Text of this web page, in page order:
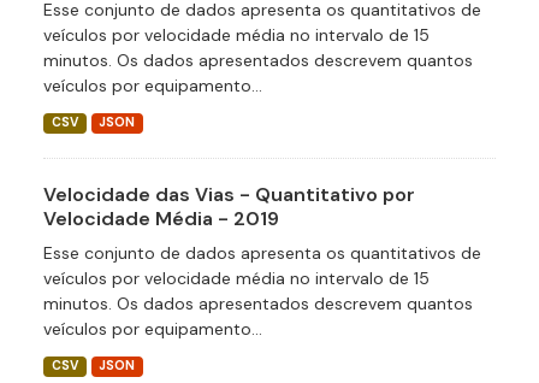
Esse conjunto de dados apresenta os quantitativos de
veículos por velocidade média no intervalo de 15
minutos. Os dados apresentados descrevem quantos
veículos por equipamento...
CSV JSON
Velocidade das Vias - Quantitativo por
Velocidade Média - 2019
Esse conjunto de dados apresenta os quantitativos de
veículos por velocidade média no intervalo de 15
minutos. Os dados apresentados descrevem quantos
veículos por equipamento...
CSV JSON